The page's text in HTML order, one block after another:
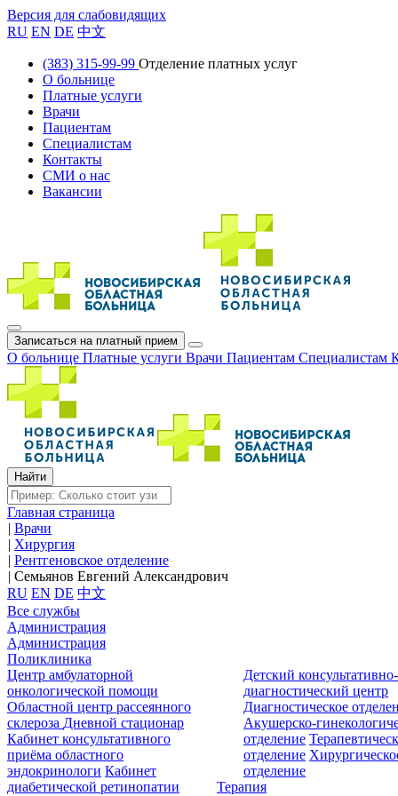
Версия для слабовидящих
RU EN DE 中文
(383) 315-99-99 Отделение платных услуг
О больнице
Платные услуги
Врачи
Пациентам
Специалистам
Контакты
СМИ о нас
Вакансии
Записаться на платный прием
О больнице Платные услуги Врачи Пациентам Специалистам
Главная страница
| Врачи
| Хирургия
| Рентгеновское отделение
| Семьянов Евгений Александрович
RU EN DE 中文
Все службы
Администрация
Администрация
Поликлиника
Центр амбулаторной
онкологической помощи
Областной центр рассеянного
склероза Дневной стационар
Кабинет консультативного
приёма областного
эндокринологи Кабинет
диабетической ретинопатии
Детский консультативно-
диагностический центр
Диагностическое
Акушерско-
отделение
отделение
отделение
Терапия